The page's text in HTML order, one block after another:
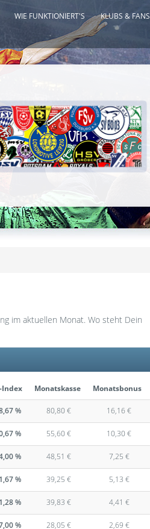
WIE FUNKTIONIERT'S KLUBS & FANS
im aktuellen Monat. Wo steht Dein
Index Monatskasse Monatsbonus
% 80,80 € 16,16 €
% 55,60 € 10,30 €
% 48,51 € 7,25 €
% 39,25 € 5,13 €
% 39,83 € 4,41 €
% 28,05 € 2,69 €